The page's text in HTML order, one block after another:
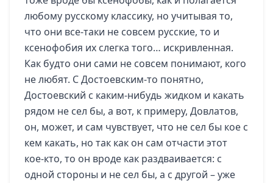
любому русскому классику, но учитывая то,
что они все-таки не совсем русские, то и
ксенофобия их слегка того… искривленная.
Как будто они сами не совсем понимают, кого
не любят. С Достоевским-то понятно,
Достоевский с каким-нибудь жидком и какать
рядом не сел бы, а вот, к примеру, Довлатов,
он, может, и сам чувствует, что не сел бы кое с
кем какать, но так как он сам отчасти этот
кое-кто, то он вроде как раздваивается: с
одной стороны и не сел бы, а с другой – уже